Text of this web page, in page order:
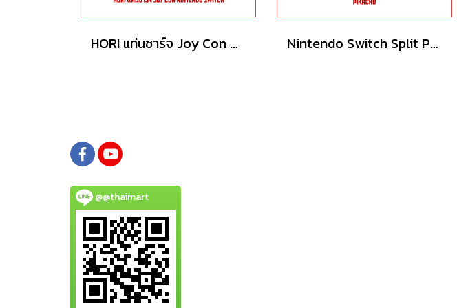
HORI แท่นชาร์จ Joy Con Nintendo Switch Nintendo Switch Split Pad Pro - Charizard & Pikachu
@@thaimart